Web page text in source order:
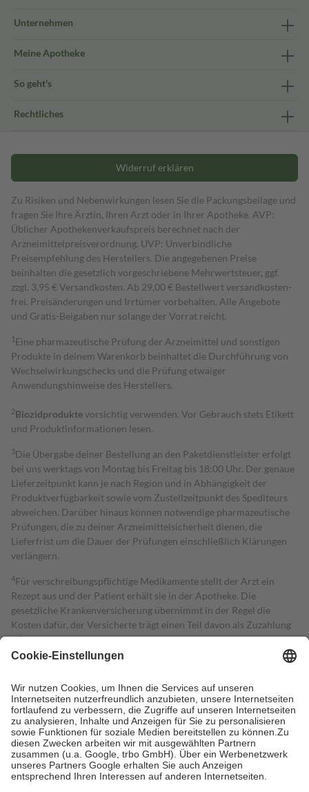
Unternehmen
Meine Apotheke
So geht's
Rechtliches
Widerruf erklären
Zu Risiken und Nebenwirkungen lesen Sie die Packungsbeilage und
fragen Sie Ihre Ärztin, Ihren Arzt oder in Ihrer Apotheke. AVP:
Üblicher Apothekenverkaufspreis berechnet nach der
Arzneimittelpreisverordnung. UVP: Unverbindliche
Preisempfehlung des Herstellers. Die angegebenen Preise
beinhalten die gesetzlich vorgeschriebene Mehrwertsteuer, ggf.
zzgl. 3,95 € Versandkosten. Ab 29,00 € Bestell­wert versand­kosten­
frei. Preisänderungen und Irrtümer vorbehalten. Alle Angebote
und Gratis-Beigaben nur solange der Vorrat reicht.
1 Eine pharmazeutische Prüfung der Arzneimittel und sonstigen
Produkte in deinem Warenkorb beinhaltet die Durchführung von
Wechselwirkungschecks und die Prüfung etwaiger
Anwendungshinweise des Herstellers.
2Biozidproduktevorsichtig verwenden. Vor Gebrauch stets Etikett
und Produktinformationen lesen.
3Die Übergabe deiner Bestellung an den Paketdienstleister erfolgt
bei uns werktags von Montag bis Freitag bis 18:00 Uhr. Der genaue
Lieferzeitpunkt kann je nach Region und in Abhängigkeit der
Produktverfügbarkeit sowie vom Zustellzeitpunkt des Spediteurs
abweichen. Darüber hinaus können notwendige pharmazeutische
Prüfungen, die zu deiner Arzneimittelsicherheit dienen, die
Lieferfrist um die Dauer der Prüfungen einschließlich Klärungen
verlängern.
4Für verschreibungspflichtige Medikamente stellt der Arzt ein
Rezept aus und der Patient erhält sie in der Apotheke. Die
gesetzliche Krankenversicherung übernimmt in der Regel die
Kosten dafür, der Versicherte trägt einen Teil davon als Zuzahlung
mit.
Grundsätzlich leisten Mitglieder Zuzahlungen in Höhe von zehn
höchstens zehn Euro.
Es sind jedoch nie mehr als die tatsächlichen
Kosten der Leistung zu entrichten.
Diese Regeln gelten grundsätzlich auch für Online-Apotheken.
Bei Heilmitteln und häuslicher Krankenpflege beträgt die
Zuzahlung zehn Prozent der Kosten sowie zehn Euro je
Verordnung.
Um das Engagement der Versicherten für ihre eigene Gesundheit zu
stärken und die besondere Stellung der Familie zu unterstützen,